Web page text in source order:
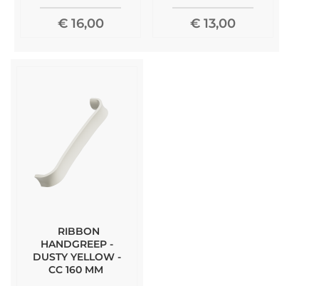
€ 16,00 € 13,00
RIBBON
HANDGREEP -
DUSTY YELLOW -
CC 160 MM